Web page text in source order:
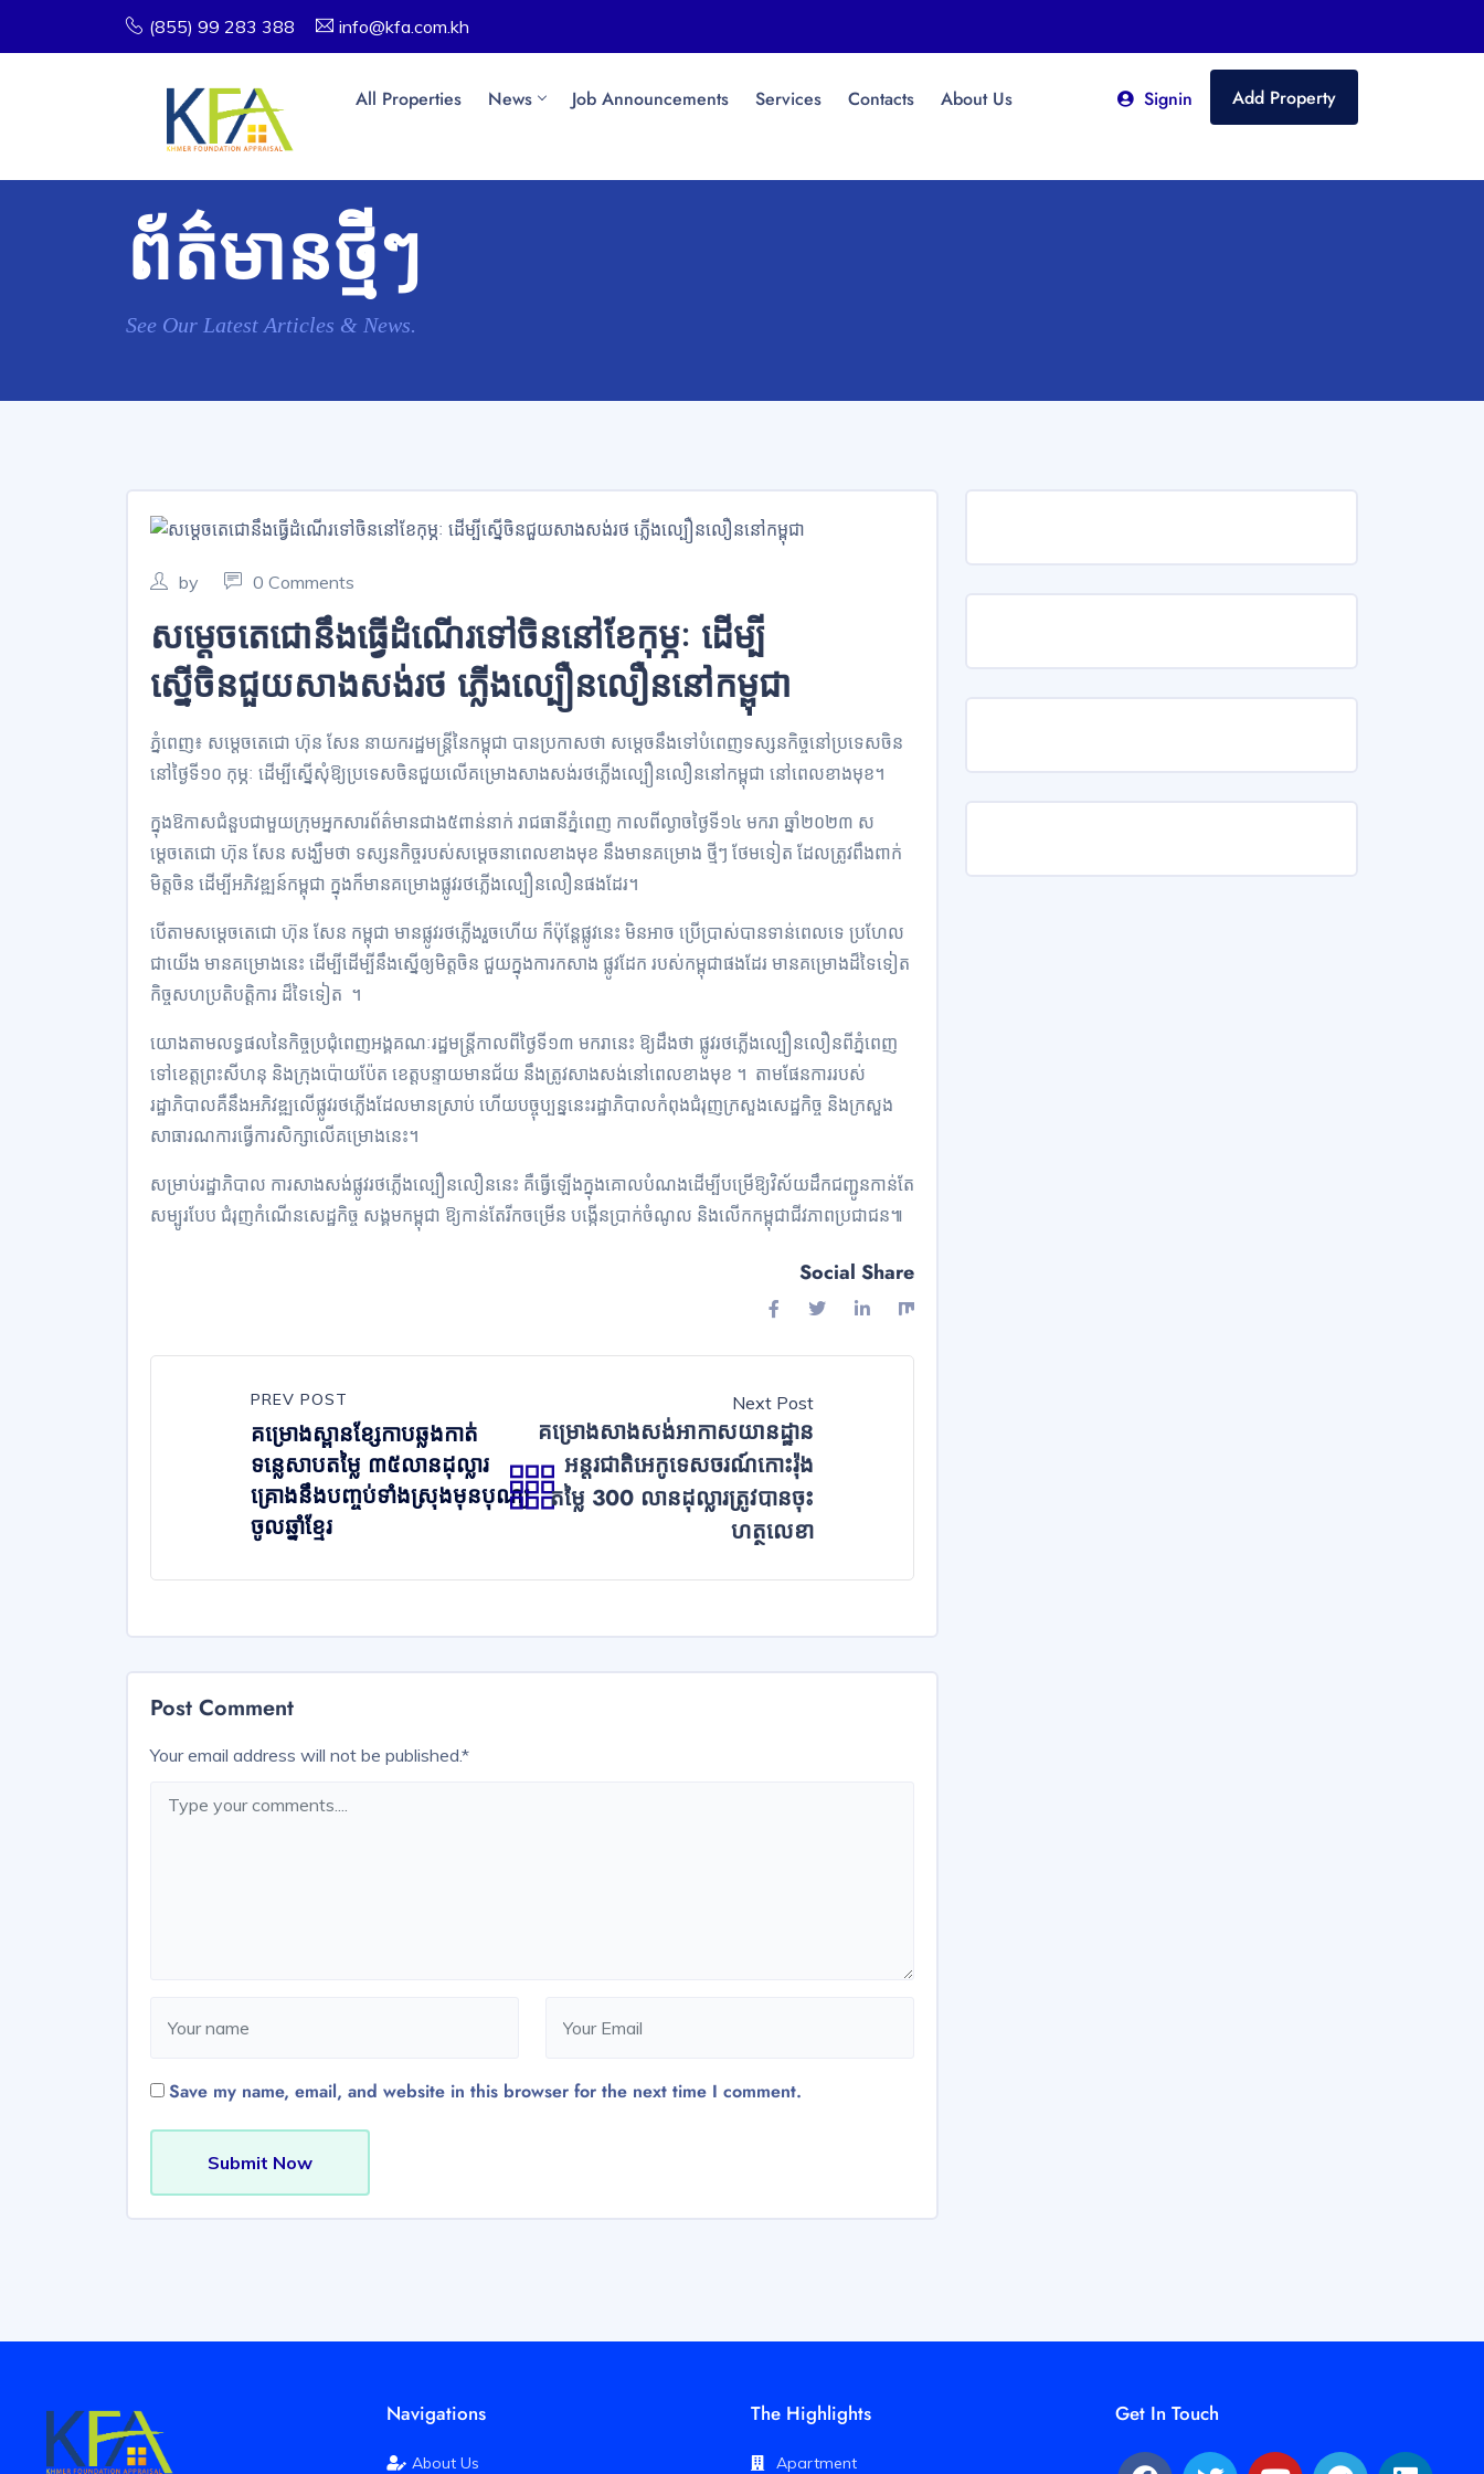
(855) 99 283 388 info@kfa.com.kh
All Properties News Job Announcements Services Contacts About Us Signin Add Property
ព័ត៌មានថ្មីៗ
See Our Latest Articles & News.
by 0 Comments
សម្តេចតេជោនឹងធ្វើដំណើរទៅចិននៅខែកុម្ភៈ ដើម្បី
ស្នើចិនជួយសាងសង់រថ ភ្លើងល្បឿនលឿននៅកម្ពុជា
ភ្នំពេញ៖ សម្តេចតេជោ ហ៊ុន សែន នាយករដ្ឋមន្ត្រីនៃកម្ពុជា បានប្រកាសថា សម្តេចនឹងទៅបំពេញទស្សនកិច្ចនៅប្រទេសចិន
នៅថ្ងៃទី១០ កុម្ភៈ ដើម្បីស្នើសុំឱ្យប្រទេសចិនជួយលើគម្រោងសាងសង់រថភ្លើងល្បឿនលឿននៅកម្ពុជា នៅពេលខាងមុខ។
ក្នុងឱកាសជំនួបជាមួយក្រុមអ្នកសារព័ត៌មានជាង៥ពាន់នាក់ រាជធានីភ្នំពេញ កាលពីល្ងាចថ្ងៃទី១៤ មករា ឆ្នាំ២០២៣ ស
ម្តេចតេជោ ហ៊ុន សែន សង្ឃឹមថា ទស្សនកិច្ចរបស់សម្តេចនាពេលខាងមុខ នឹងមានគម្រោង ថ្មីៗ ថែមទៀត ដែលត្រូវពឹងពាក់
មិត្តចិន ដើម្បីអភិវឌ្ឍន៍កម្ពុជា ក្នុងក៏មានគម្រោងផ្លូវរថភ្លើងល្បឿនលឿនផងដែរ។
បើតាមសម្តេចតេជោ ហ៊ុន សែន កម្ពុជា មានផ្លូវរថភ្លើងរួចហើយ ក៏ប៉ុន្តែផ្លូវនេះ មិនអាច ប្រើប្រាស់បានទាន់ពេលទេ ប្រហែល
ជាយើង មានគម្រោងនេះ ដើម្បីដើម្បីនឹងស្នើឲ្យមិត្តចិន ជួយក្នុងការកសាង ផ្លូវដែក របស់កម្ពុជាផងដែរ មានគម្រោងដ៏ទៃទៀត
កិច្ចសហប្រតិបត្តិការ ដ៏ទៃទៀត ។
យោងតាមលទ្ធផលនៃកិច្ចប្រជុំពេញអង្គគណៈរដ្ឋមន្រ្តីកាលពីថ្ងៃទី១៣ មករានេះ ឱ្យដឹងថា ផ្លូវរថភ្លើងល្បឿនលឿនពីភ្នំពេញ
ទៅខេត្តព្រះសីហនុ និងក្រុងប៉ោយប៉ែត ខេត្តបន្ទាយមានជ័យ នឹងត្រូវសាងសង់នៅពេលខាងមុខ ។ តាមផែនការរបស់
រដ្ឋាភិបាលគឺនឹងអភិវឌ្ឍលើផ្លូវរថភ្លើងដែលមានស្រាប់ ហើយបច្ចុប្បន្ននេះរដ្ឋាភិបាលកំពុងជំរុញក្រសួងសេដ្ឋកិច្ច និងក្រសួង
សាធារណការធ្វើការសិក្សាលើគម្រោងនេះ។
សម្រាប់រដ្ឋាភិបាល ការសាងសង់ផ្លូវរថភ្លើងល្បឿនលឿននេះ គឺធ្វើឡើងក្នុងគោលបំណងដើម្បីបម្រើឱ្យវិស័យដឹកជញ្ជូនកាន់តែ
សម្បូរបែប ជំរុញកំណើនសេដ្ឋកិច្ច សង្គមកម្ពុជា ឱ្យកាន់តែរីកចម្រើន បង្កើនប្រាក់ចំណូល និងលើកកម្ពុជាជីវភាពប្រជាជន៕
Social Share
PREV POST
គម្រោងស្ពានខ្សែកាបឆ្លងកាត់
ទន្លេសាបតម្លៃ ៣៥លានដុល្លារ
គ្រោងនឹងបញ្ចប់ទាំងស្រុងមុនបុណ្យ
ចូលឆ្នាំខ្មែរ
Next Post
គម្រោងសាងសង់អាកាសយានដ្ឋាន
អន្តរជាតិអេកូទេសចរណ៍កោះរ៉ុង
តម្លៃ 300 លានដុល្លារត្រូវបានចុះ
ហត្ថលេខា
Post Comment
Your email address will not be published.*
Save my name, email, and website in this browser for the next time I comment.
Submit Now
Navigations
About Us
The Highlights
Apartment
Get In Touch